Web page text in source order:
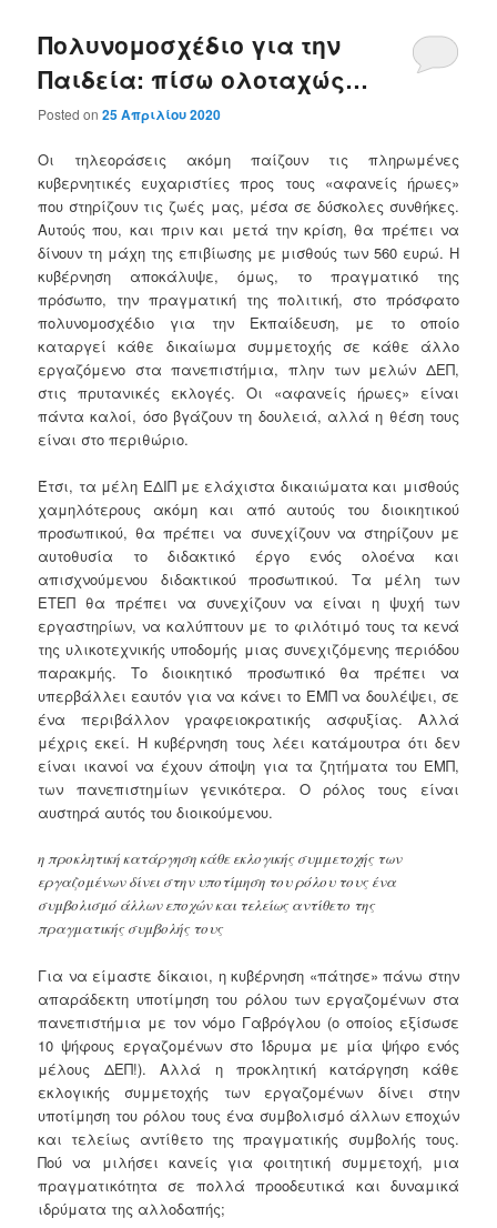
Πολυνομοσχέδιο για την
Παιδεία: πίσω ολοταχώς…
Posted on25 Απριλίου 2020
Οι τηλεοράσεις ακόμη παίζουν τις πληρωμένες
κυβερνητικές ευχαριστίες προς τους «αφανείς ήρωες»
που στηρίζουν τις ζωές μας, μέσα σε δύσκολες συνθήκες.
Αυτούς που, και πριν και μετά την κρίση, θα πρέπει να
δίνουν τη μάχη της επιβίωσης με μισθούς των 560 ευρώ. Η
κυβέρνηση αποκάλυψε, όμως, το πραγματικό της
πρόσωπο, την πραγματική της πολιτική, στο πρόσφατο
πολυνομοσχέδιο για την Εκπαίδευση, με το οποίο
καταργεί κάθε δικαίωμα συμμετοχής σε κάθε άλλο
εργαζόμενο στα πανεπιστήμια, πλην των μελών ΔΕΠ,
στις πρυτανικές εκλογές. Οι «αφανείς ήρωες» είναι
πάντα καλοί, όσο βγάζουν τη δουλειά, αλλά η θέση τους
είναι στο περιθώριο.
Έτσι, τα μέλη ΕΔΙΠ με ελάχιστα δικαιώματα και μισθούς
χαμηλότερους ακόμη και από αυτούς του διοικητικού
προσωπικού, θα πρέπει να συνεχίζουν να στηρίζουν με
αυτοθυσία το διδακτικό έργο ενός ολοένα και
απισχνούμενου διδακτικού προσωπικού. Τα μέλη των
ΕΤΕΠ θα πρέπει να συνεχίζουν να είναι η ψυχή των
εργαστηρίων, να καλύπτουν με το φιλότιμό τους τα κενά
της υλικοτεχνικής υποδομής μιας συνεχιζόμενης περιόδου
παρακμής. Το διοικητικό προσωπικό θα πρέπει να
υπερβάλλει εαυτόν για να κάνει το ΕΜΠ να δουλέψει, σε
ένα περιβάλλον γραφειοκρατικής ασφυξίας. Αλλά
μέχρις εκεί. Η κυβέρνηση τους λέει κατάμουτρα ότι δεν
είναι ικανοί να έχουν άποψη για τα ζητήματα του ΕΜΠ,
των πανεπιστημίων γενικότερα. Ο ρόλος τους είναι
αυστηρά αυτός του διοικούμενου.
η προκλητική κατάργηση κάθε εκλογικής συμμετοχής των
εργαζομένων δίνει στην υποτίμηση του ρόλου τους ένα
συμβολισμό άλλων εποχών και τελείως αντίθετο της
πραγματικής συμβολής τους
Για να είμαστε δίκαιοι, η κυβέρνηση «πάτησε» πάνω στην
απαράδεκτη υποτίμηση του ρόλου των εργαζομένων στα
πανεπιστήμια με τον νόμο Γαβρόγλου (ο οποίος εξίσωσε
10 ψήφους εργαζομένων στο Ίδρυμα με μία ψήφο ενός
μέλους ΔΕΠ!). Αλλά η προκλητική κατάργηση κάθε
εκλογικής συμμετοχής των εργαζομένων δίνει στην
υποτίμηση του ρόλου τους ένα συμβολισμό άλλων εποχών
και τελείως αντίθετο της πραγματικής συμβολής τους.
Πού να μιλήσει κανείς για φοιτητική συμμετοχή, μια
πραγματικότητα σε πολλά προοδευτικά και δυναμικά
ιδρύματα της αλλοδαπής;